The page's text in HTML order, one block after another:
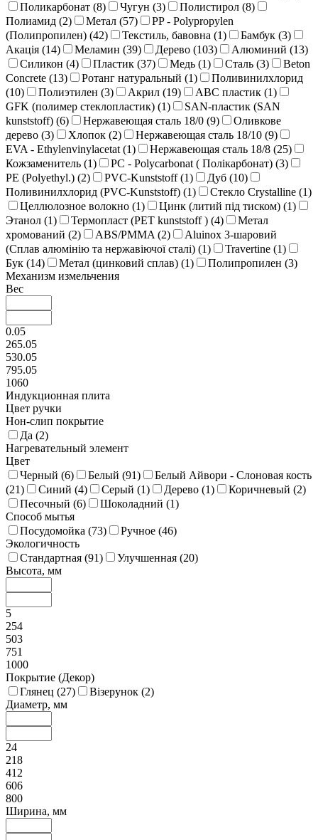
Поликарбонат (8) Чугун (3) Полистирол (8)
Полиамид (2) Метал (57)
PP - Polypropylen
(Полипропилен) (42) Текстиль, бавовна (1) Бамбук (3)
Акація (14) Меламин (39) Дерево (103) Алюминий (13)
Силикон (4) Пластик (37) Медь (1) Сталь (3)
Beton
Concrete (13) Ротанг натуральный (1)
Поливинилхлорид
(10) Полиэтилен (3) Акрил (19) ABC пластик (1)
GFK (полимер стеклопластик) (1)
SAN-пластик (SAN
kunststoff) (6) Нержавеющая сталь 18/0 (9)
Оливкове
дерево (3) Хлопок (2) Нержавеющая сталь 18/10 (9)
EVA - Ethylenvinylacetat (1) Нержавеющая сталь 18/8 (25)
Кожзаменитель (1) PC - Polycarbonat ( Полікарбонат) (3)
PE (Polyethyl.) (2) PVC-Kunststoff (1) Дуб (10)
Поливинилхлорид (PVC-Kunststoff) (1) Стекло Crystalline (1)
Целлюлозное волокно (1) Цинк (литий під тиском) (1)
Этанол (1) Термопласт (PET kunststoff ) (4)
Метал
хромований (2) ABS/PMMA (2)
Aluinox 3-шаровий
(Сплав алюмінію та нержавіючої сталі) (1) Travertine (1)
Бук (14) Метал (цинковий сплав) (1) Полипропилен (3)
Механизм измельчения
Вес
0.05
265.05
530.05
795.05
1060
Индукционная плита
Цвет ручки
Нон-слип покрытие
Да (2)
Нагревательный элемент
Цвет
Черный (6) Белый (91)
Белый Айвори - Слоновая кость
(21) Синий (4) Серый (1) Дерево (1) Коричневый (2)
Песочный (6) Шоколадний (1)
Способ мытья
Посудомойка (73) Ручное (46)
Экологичность
Стандартная (91) Улучшенная (20)
Высота, мм
5
254
503
751
1000
Покрытие (Декор)
Глянец (27) Візерунок (2)
Диаметр, мм
24
218
412
606
800
Ширина, мм